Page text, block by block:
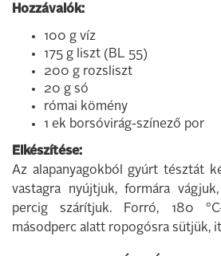
Hozzávalók:
100 g víz
175 g liszt (BL 55)
200 g rozsliszt
20 g só
római kömény
1 ek borsóvirág-színező por
Elkészítése:
Az alapanyagokból gyúrt tésztát
vastagra nyújtjuk, formára
percig szárítjuk. Forró, 180
másodperc alatt ropogósra sütjük,